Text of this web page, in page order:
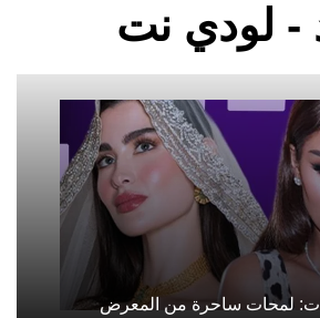
- لودي نت
لمحات ساحرة من المعرض